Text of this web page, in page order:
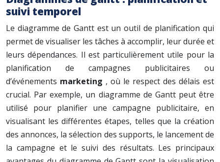
suivi temporel
Le diagramme de Gantt est un outil de planification qui
permet de visualiser les tâches à accomplir, leur durée et
leurs dépendances. Il est particulièrement utile pour la
planification de campagnes publicitaires ou
d’événements marketing , où le respect des délais est
crucial. Par exemple, un diagramme de Gantt peut être
utilisé pour planifier une campagne publicitaire, en
visualisant les différentes étapes, telles que la création
des annonces, la sélection des supports, le lancement de
la campagne et le suivi des résultats. Les principaux